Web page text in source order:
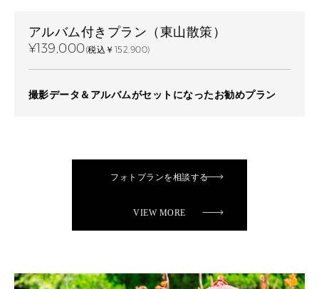
アルバム付きプラン（東山散策）
¥139,000(税込￥152,900)
撮影データ＆アルバムがセットになったお勧めプラン
フォトプランを相談する
VIEW MORE